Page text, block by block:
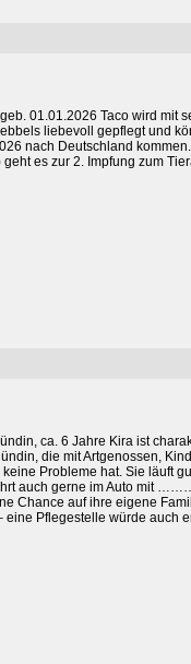
01.01.2026 Taco wird mit
liebevoll gepflegt und
nach Deutschland
geht es zur 2. Impfung zum
ca. 6 Jahre Kira ist
die mit Artgenossen,
Probleme hat. Sie läuft
auch gerne im Auto mit
Chance auf ihre eigene
eine Pflegestelle würde auch